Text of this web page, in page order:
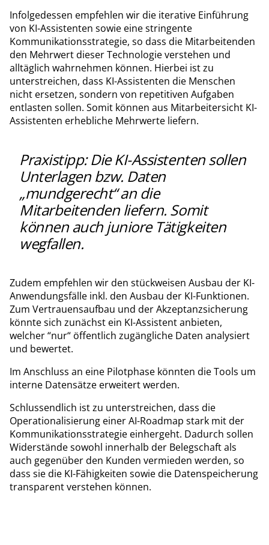
Infolgedessen empfehlen wir die iterative Einführung
von KI-Assistenten sowie eine stringente
Kommunikationsstrategie, so dass die Mitarbeitenden
den Mehrwert dieser Technologie verstehen und
alltäglich wahrnehmen können. Hierbei ist zu
unterstreichen, dass KI-Assistenten die Menschen
nicht ersetzen, sondern von repetitiven Aufgaben
entlasten sollen. Somit können aus Mitarbeitersicht KI-
Assistenten erhebliche Mehrwerte liefern.
Praxistipp: Die KI-Assistenten sollen
Unterlagen bzw. Daten
„mundgerecht“ an die
Mitarbeitenden liefern. Somit
können auch juniore Tätigkeiten
wegfallen.
Zudem empfehlen wir den stückweisen Ausbau der KI-
Anwendungsfälle inkl. den Ausbau der KI-Funktionen.
Zum Vertrauensaufbau und der Akzeptanzsicherung
könnte sich zunächst ein KI-Assistent anbieten,
welcher “nur“ öffentlich zugängliche Daten analysiert
und bewertet.
Im Anschluss an eine Pilotphase könnten die Tools um
interne Datensätze erweitert werden.
Schlussendlich ist zu unterstreichen, dass die
Operationalisierung einer AI-Roadmap stark mit der
Kommunikationsstrategie einhergeht. Dadurch sollen
Widerstände sowohl innerhalb der Belegschaft als
auch gegenüber den Kunden vermieden werden, so
dass sie die KI-Fähigkeiten sowie die Datenspeicherung
transparent verstehen können.